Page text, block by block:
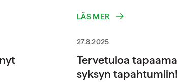
LÄS MER
27.8.2025
Tervetuloa
syksyn tapahtumiin!